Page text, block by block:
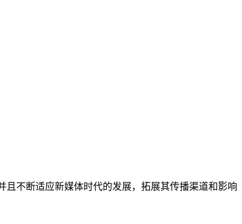
不断适应新媒体时代的发展，拓展其传播渠道和影响